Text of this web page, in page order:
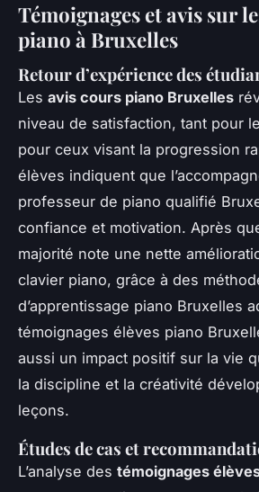
Témoignages et avis sur
piano à Bruxelles
Retour d’expérience des
Les avis cours piano Bruxelles
niveau de satisfaction, tant pour
pour ceux visant la progression
élèves indiquent que
professeur de piano qualifié
confiance et motivation. Après
majorité note une nette
clavier piano, grâce à des
d’apprentissage piano Bruxelles
témoignages élèves piano
aussi un impact positif sur la vie
la discipline et la créativité
leçons.
Études de cas et
L’analyse des témoignages